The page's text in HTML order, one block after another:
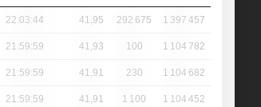
22:03:44 41,95 292 675 1 397 457
21:59:59 41,93 100 1 104 782
21:59:59 41,91 230 1 104 682
21:59:59 41,91 1 100 1 104 452